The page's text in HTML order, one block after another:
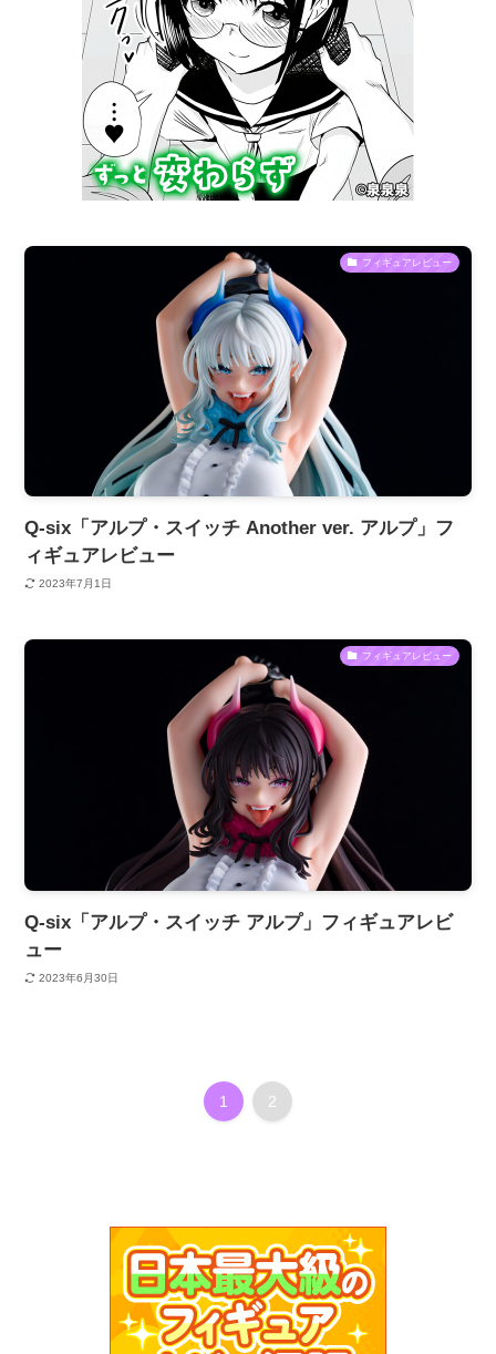
フィギュアレビュー
Q-six「アルプ・スイッチ Another ver. アルプ」フ
ィギュアレビュー
2023年7月1日
フィギュアレビュー
Q-six「アルプ・スイッチ アルプ」フィギュアレビ
ュー
2023年6月30日
1 2